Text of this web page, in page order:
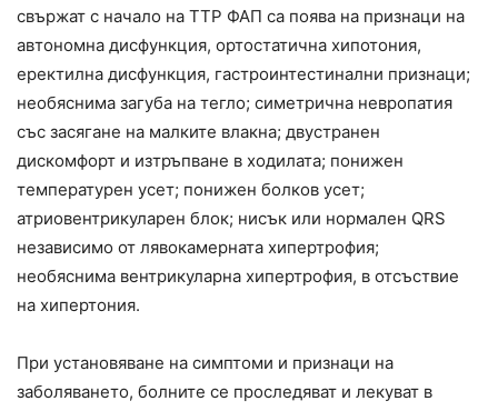
свържат с начало на ТТР ФАП са поява на признаци на
автономна дисфункция, ортостатична хипотония,
еректилна дисфункция, гастроинтестинални признаци;
необяснима загуба на тегло; симетрична невропатия
със засягане на малките влакна; двустранен
дискомфорт и изтръпване в ходилата; понижен
температурен усет; понижен болков усет;
атриовентрикуларен блок; нисък или нормален QRS
независимо от лявокамерната хипертрофия;
необяснима вентрикуларна хипертрофия, в отсъствие
на хипертония.
При установяване на симптоми и признаци на
заболяването, болните се проследяват и лекуват в